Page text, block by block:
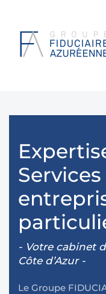
- Votre cabinet
Côte d’Azur -
Le Groupe